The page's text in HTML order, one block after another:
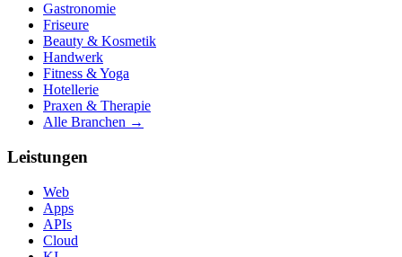
Gastronomie
Friseure
Beauty & Kosmetik
Handwerk
Fitness & Yoga
Hotellerie
Praxen & Therapie
Alle Branchen →
Leistungen
Web
Apps
APIs
Cloud